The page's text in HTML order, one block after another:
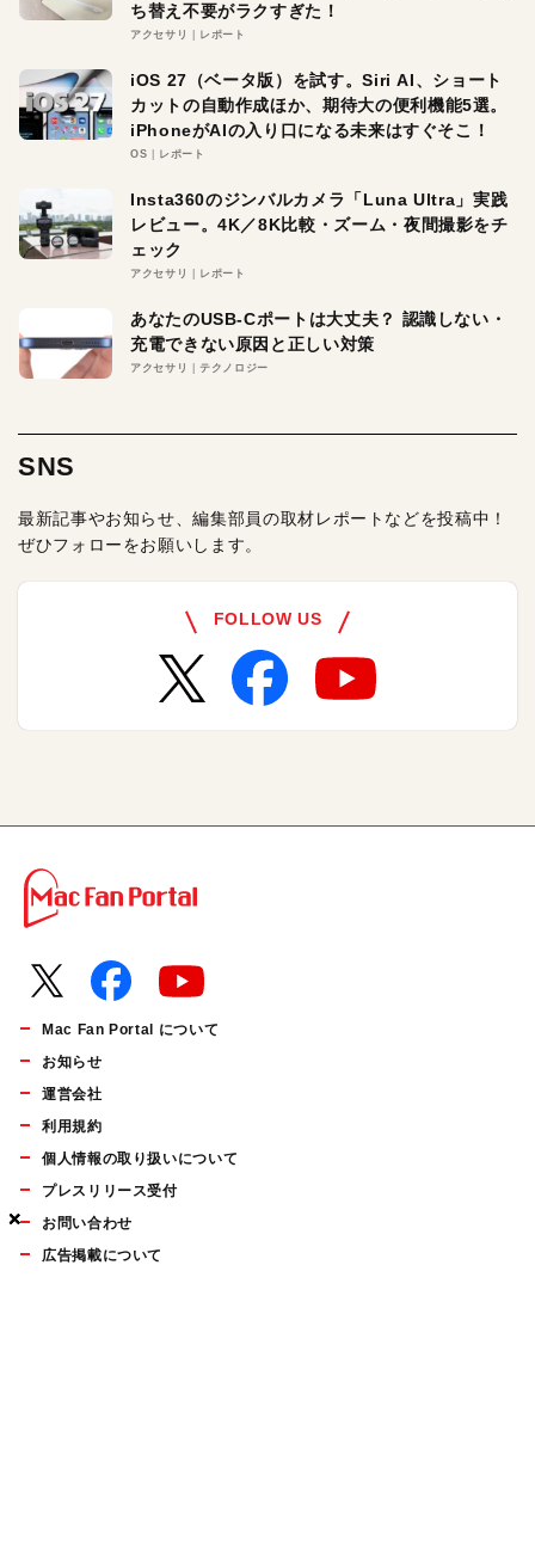
×
×
×
ち替え不要がラクすぎた！
アクセサリ レポート
iOS 27（ベータ版）を試す。Siri AI、ショート
カットの自動作成ほか、期待大の便利機能5選。
iPhoneがAIの入り口になる未来はすぐそこ！
OS レポート
Insta360のジンバルカメラ「Luna Ultra」実践
レビュー。4K／8K比較・ズーム・夜間撮影をチ
ェック
アクセサリ レポート
あなたのUSB-Cポートは大丈夫？ 認識しない・
充電できない原因と正しい対策
アクセサリ テクノロジー
SNS
最新記事やお知らせ、編集部員の取材レポートなどを投稿中！
ぜひフォローをお願いします。
FOLLOW US
Mac Fan Portal について
お知らせ
運営会社
利用規約
個人情報の取り扱いについて
プレスリリース受付
お問い合わせ
広告掲載について